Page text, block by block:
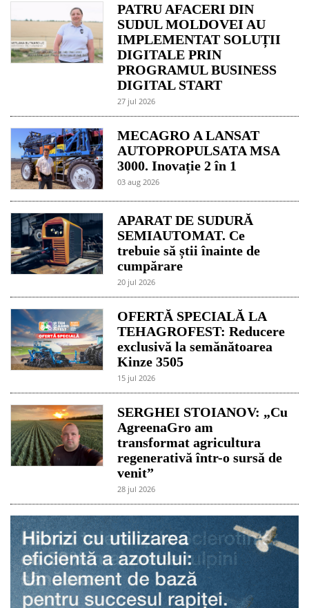
PATRU AFACERI DIN
SUDUL MOLDOVEI AU
IMPLEMENTAT SOLUȚII
DIGITALE PRIN
PROGRAMUL BUSINESS
DIGITAL START
27 jul 2026
MECAGRO A LANSAT
AUTOPROPULSATA MSA
3000. Inovație 2 în 1
03 aug 2026
APARAT DE SUDURĂ
SEMIAUTOMAT. Ce
trebuie să știi înainte de
cumpărare
20 jul 2026
OFERTĂ SPECIALĂ LA
TEHAGROFEST: Reducere
exclusivă la semănătoarea
Kinze 3505
15 jul 2026
SERGHEI STOIANOV: „Cu
AgreenaGro am
transformat agricultura
regenerativă într-o sursă de
venit”
28 jul 2026